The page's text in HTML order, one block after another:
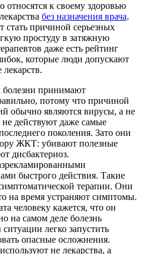
к своему здоровью
без назначения врача.
стать причиной серьезных
простуду в затяжную
даже есть рейтинг
которые люди допускают
принимают
потому что причиной
обычно являются вирусы, а не
действуют даже самые
поколения. Зато они
ЖКТ: убивают полезные
дисбактериоз.
быстрого действия. Такие
терапии. Они
на время устраняют симптомы.
человеку кажется, что он
на самом деле болезнь
легко запустить
опасные осложнения.
не лекарства, а